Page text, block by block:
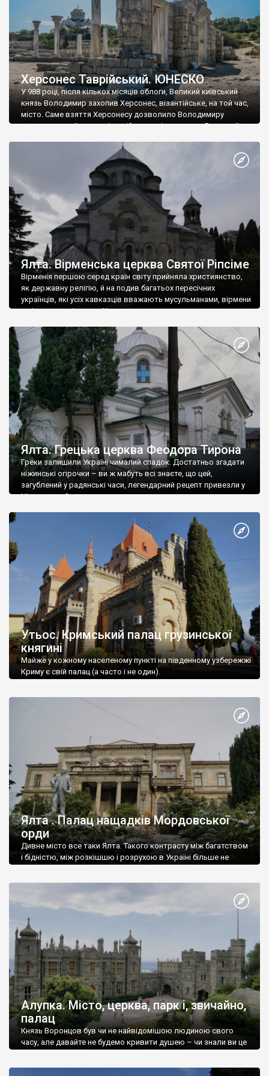
Херсонес Таврійський. ЮНЕСКО
У 988 році, після кількох місяців облоги, Великий київський
князь Володимир захопив Херсонес, візантійське, на той час,
місто. Саме взяття Херсонесу дозволило Володимиру
диктувати свої умови візантійському імператору Василю ІІ, та
Херсонесі Володимир-язичник, став Василем-християнином.
А потім було Хрещення Русі. На честь Херсонесу Таврійського
Ялта. Вірменська церква Святої Ріпсіме
Вірменія першою серед країн світу прийняла християнство,
як державну релігію, й на подив багатьох пересічних
українців, які усіх кавказців вважають мусульманами, вірмени
є відданими вірянами Христа
Ялта. Грецька церква Феодора Тирона
Греки залишили Україні чималий спадок. Достатньо згадати
ніжинські огірочки – ви ж мабуть всі знаєте, що цей,
загублений у радянські часи, легендарний рецепт привезли у
Ніжин греки?
Утьос. Кримський палац грузинської
княгині
Майже у кожному населеному пункті на південному узбережжі
Криму є свій палац (а часто і не один).
Ялта . Палац нащадків Мордовської
орди
Дивне місто все таки Ялта. Такого контрасту між багатством
і бідністю, між розкішшю і розрухою в Україні більше не
Алупка. Місто, церква, парк і, звичайно,
палац
Князь Воронцов був чи не найвідомішою людиною свого
часу, але давайте не будемо кривити душею – чи знали ви це